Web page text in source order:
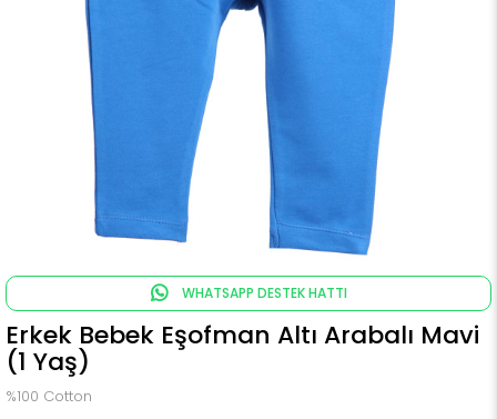
WHATSAPP DESTEK HATTI
Erkek Bebek Eşofman Altı Arabalı Mavi
(1 Yaş)
%100 Cotton